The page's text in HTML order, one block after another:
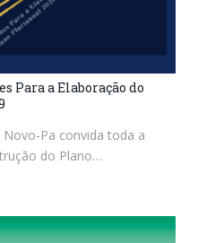
Para a Elaboração do
Pa convida toda a
do Plano…